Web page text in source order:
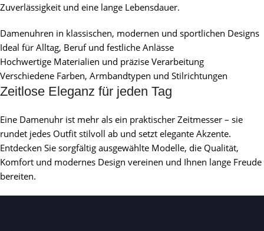
Zuverlässigkeit und eine lange Lebensdauer.
Damenuhren in klassischen, modernen und sportlichen Designs
Ideal für Alltag, Beruf und festliche Anlässe
Hochwertige Materialien und präzise Verarbeitung
Verschiedene Farben, Armbandtypen und Stilrichtungen
Zeitlose Eleganz für jeden Tag
Eine Damenuhr ist mehr als ein praktischer Zeitmesser – sie
rundet jedes Outfit stilvoll ab und setzt elegante Akzente.
Entdecken Sie sorgfältig ausgewählte Modelle, die Qualität,
Komfort und modernes Design vereinen und Ihnen lange Freude
bereiten.